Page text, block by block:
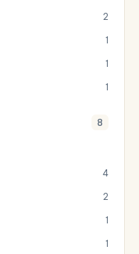
2
1
1
1
8
4
2
1
1